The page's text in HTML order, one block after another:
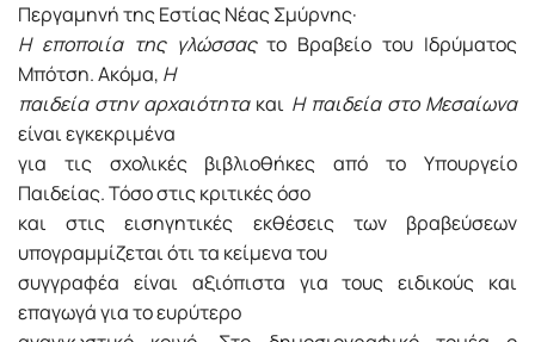
Περγαμηνή της Εστίας Νέας Σμύρνης·
Η εποποιία της γλώσσαςτο Βραβείο του Ιδρύματος
Μπότση. Ακόμα, Η
παιδεία στην αρχαιότητακαι Η παιδεία στο Μεσαίωνα
είναι εγκεκριμένα
για τις σχολικές βιβλιοθήκες από το Υπουργείο
Παιδείας. Τόσο στις κριτικές όσο
και στις εισηγητικές εκθέσεις των βραβεύσεων
υπογραμμίζεται ότι τα κείμενα του
συγγραφέα είναι αξιόπιστα για τους ειδικούς και
επαγωγά για το ευρύτερο